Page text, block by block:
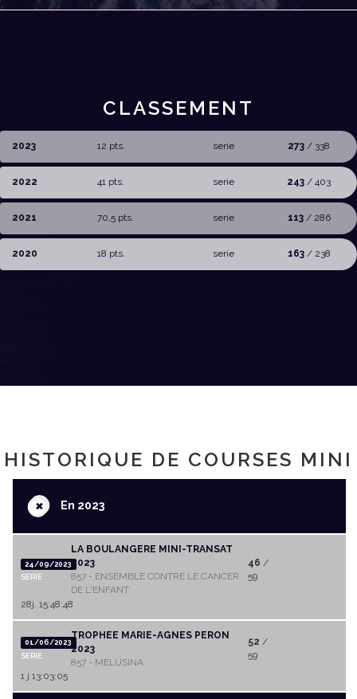
CLASSEMENT
2023 12 pts. serie 273 / 338
2022 41 pts. serie 243 / 403
2021 70,5 pts. serie 113/ 286
2020 18 pts. serie 163/ 238
HISTORIQUE DE COURSES MINI
+En 2023
24/09/2023
SERIE
LA BOULANGERE MINI-TRANSAT
2023
857 - ENSEMBLE CONTRE LE CANCER
DE L'ENFANT
46 /
59
28j. 15:48:48
01/06/2023
SERIE
TROPHEE MARIE-AGNES PERON
2023
857 - MELUSINA
52 /
59
1 j 13:03:05